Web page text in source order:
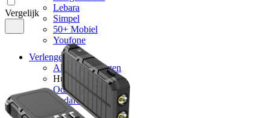
Lebara
Simpel
50+ Mobiel
Youfone
Verlengen
Alle verlengingen
Huidige provider
Odido
Vodafone
KPN
Vergelijk